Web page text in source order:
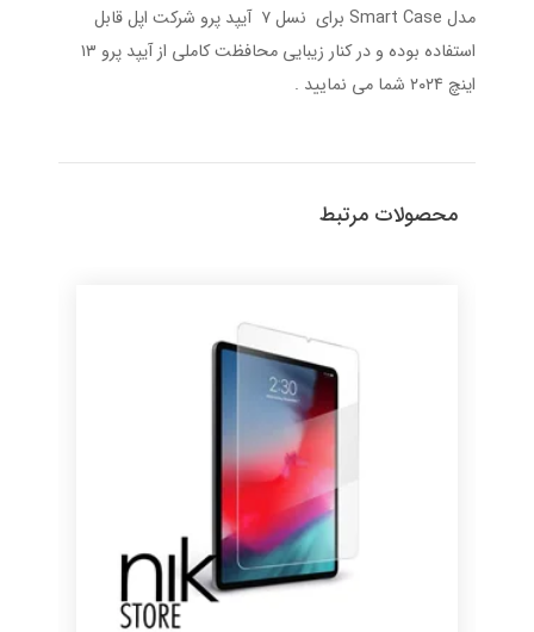
مدل Smart Case برای نسل ۷ آیپد پرو شرکت اپل قابل
استفاده بوده و در کنار زیبایی محافظت کاملی از آیپد پرو ۱۳
اینچ ۲۰۲۴ شما می نمایید .
محصولات مرتبط